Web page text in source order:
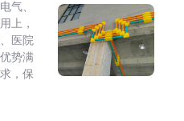
气、
上，
医院
势满
，保